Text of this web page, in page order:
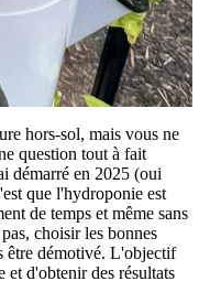
hors-sol, mais vous ne
question tout à fait
démarré en 2025 (oui
que l'hydroponie est
de temps et même sans
choisir les bonnes
être démotivé. L'objectif
et d'obtenir des résultats